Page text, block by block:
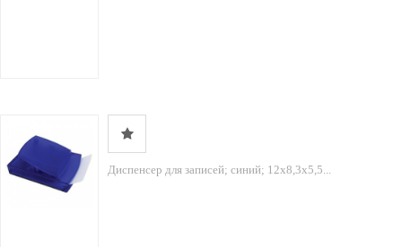
Диспенсер для записей; синий; 12х8,3х5,5...